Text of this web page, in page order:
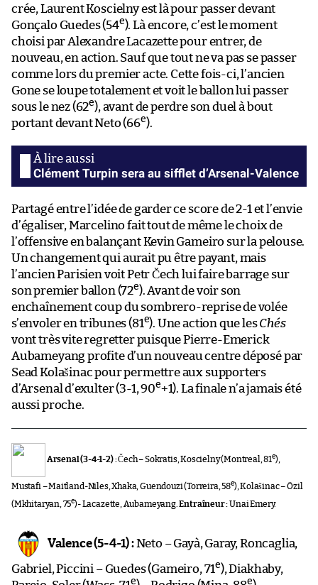
crée, Laurent Koscielny est là pour passer devant
Gonçalo Guedes (54e). Là encore, c’est le moment
choisi par Alexandre Lacazette pour entrer, de
nouveau, en action. Sauf que tout ne va pas se passer
comme lors du premier acte. Cette fois-ci, l’ancien
Gone se loupe totalement et voit le ballon lui passer
sous le nez (62e), avant de perdre son duel à bout
portant devant Neto (66e).
Clément Turpin sera au sifflet d’Arsenal-Valence
Partagé entre l’idée de garder ce score de 2-1 et l’envie
d’égaliser, Marcelino fait tout de même le choix de
l’offensive en balançant Kevin Gameiro sur la pelouse.
Un changement qui aurait pu être payant, mais
l’ancien Parisien voit Petr Čech lui faire barrage sur
son premier ballon (72e). Avant de voir son
enchaînement coup du sombrero-reprise de volée
s’envoler en tribunes (81e). Une action que lesChés
vont très vite regretter puisque Pierre-Emerick
Aubameyang profite d’un nouveau centre déposé par
Sead Kolašinac pour permettre aux supporters
d’Arsenal d’exulter (3-1, 90e+1). La finale n’a jamais été
aussi proche.
Arsenal (3-4-1-2) :Čech – Sokratis, Koscielny (Montreal, 81e),
Mustafi – Maitland-Niles, Xhaka, Guendouzi (Torreira, 58e), Kolašinac – Özil
(Mkhitaryan, 75e)- Lacazette, Aubameyang.Entraîneur :Unai Emery.
Valence (5-4-1) :Neto – Gayà, Garay, Roncaglia,
Gabriel, Piccini – Guedes (Gameiro, 71e), Diakhaby,
e e